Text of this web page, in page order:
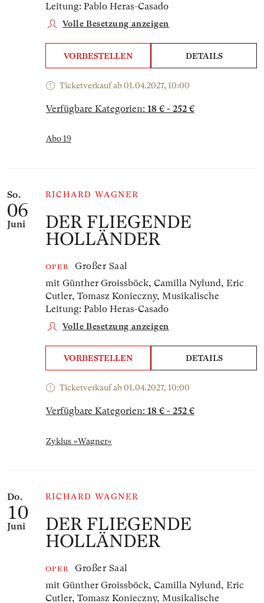
Leitung: Pablo Heras-Casado
Volle Besetzung anzeigen
VORBESTELLEN DETAILS
Ticketverkauf ab 01.04.2027, 10:00
Verfügbare Kategorien: 18 € - 252 €
Abo 19
So.
06
Juni
RICHARD WAGNER
DER FLIEGENDE
HOLLÄNDER
OPER
Großer Saal
mit Günther Groissböck, Camilla Nylund, Eric
Cutler, Tomasz Konieczny, Musikalische
Leitung: Pablo Heras-Casado
Volle Besetzung anzeigen
VORBESTELLEN DETAILS
Ticketverkauf ab 01.04.2027, 10:00
Verfügbare Kategorien: 18 € - 252 €
Zyklus »Wagner«
Do.
10
Juni
RICHARD WAGNER
DER FLIEGENDE
HOLLÄNDER
OPER
Großer Saal
mit Günther Groissböck, Camilla Nylund, Eric
Cutler, Tomasz Konieczny, Musikalische